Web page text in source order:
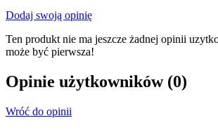
Dodaj swoją opinię
Ten produkt nie ma jeszcze żadnej opinii
może być pierwsza!
Opinie użytkowników (0)
Wróć do opinii